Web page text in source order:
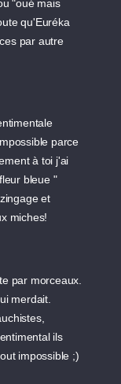
"oué mais
qu'Euréka
par autre
parce
à toi j'ai
bleue "
et
miches!
par morceaux.
merdait.
ils
impossible ;)